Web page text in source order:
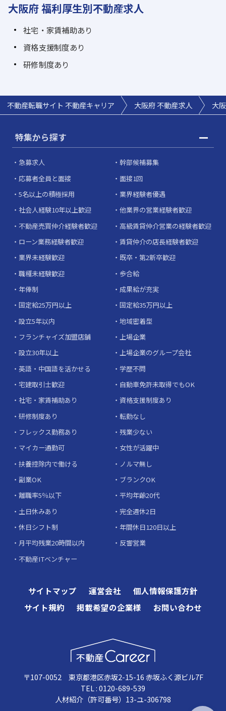
大阪府 福利厚生別不動産求人
社宅・家賃補助あり
資格支援制度あり
研修制度あり
不動産転職サイト 不動産キャリア 大阪府 不動産求人 大
特集から探す
急募求人
幹部候補募集
応募者全員と面接
面接1回
5名以上の積極採用
業界経験者優遇
社会人経験10年以上歓迎
他業界の営業経験者歓迎
不動産売買仲介経験者歓迎
高級賃貸仲介営業の経験者歓迎
ローン業務経験者歓迎
賃貸仲介の店長経験者歓迎
業界未経験歓迎
既卒・第2新卒歓迎
職種未経験歓迎
歩合給
年俸制
成果給が充実
固定給25万円以上
固定給35万円以上
設立5年以内
地域密着型
フランチャイズ加盟店舗
上場企業
設立30年以上
上場企業のグループ会社
英語・中国語を活かせる
学歴不問
宅建取引士歓迎
自動車免許未取得でもOK
社宅・家賃補助あり
資格支援制度あり
研修制度あり
転勤なし
フレックス勤務あり
残業少ない
マイカー通勤可
女性が活躍中
扶養控除内で働ける
ノルマ無し
副業OK
ブランクOK
離職率5％以下
平均年齢20代
土日休みあり
完全週休2日
休日シフト制
年間休日120日以上
月平均残業20時間以内
反響営業
不動産ITベンチャー
サイトマップ 運営会社
個人情報保護方針
サイト規約
掲載希望の企業様 お問い合わせ
〒107-0052 東京都港区赤坂2-15-16 赤坂ふく源ビル7F
TEL : 0120-689-539
人材紹介（許可番号）13-ユ-306798